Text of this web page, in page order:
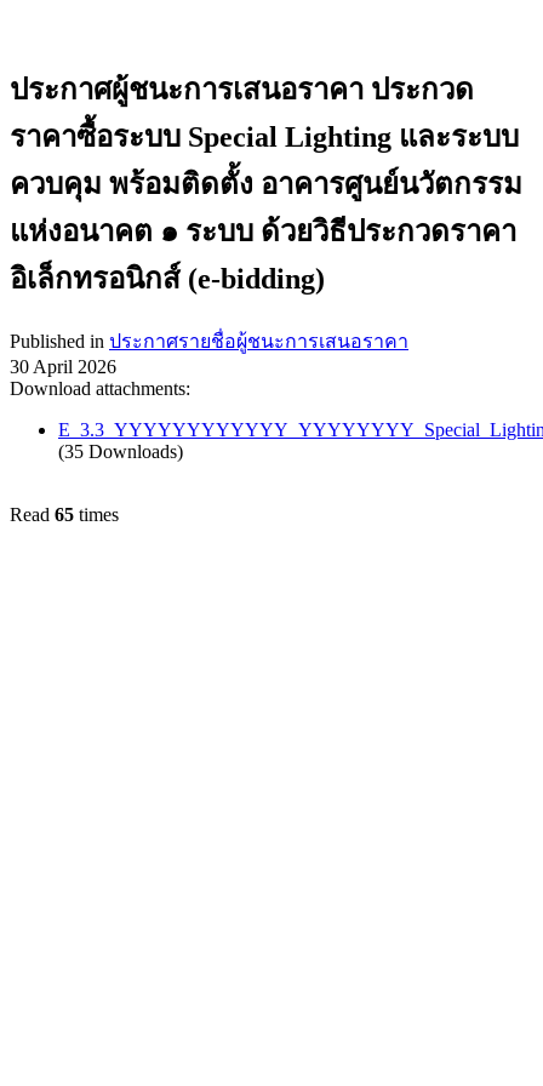
ประกาศผู้ชนะการเสนอราคา ประกวด
ราคาซื้อระบบ Special Lighting และระบบ
ควบคุม พร้อมติดตั้ง อาคารศูนย์นวัตกรรม
แห่งอนาคต ๑ ระบบ ด้วยวิธีประกวดราคา
อิเล็กทรอนิกส์ (e-bidding)
Published in ประกาศรายชื่อผู้ชนะการเสนอราคา
30 April 2026
Download attachments:
(35 Downloads)
Read 65 times